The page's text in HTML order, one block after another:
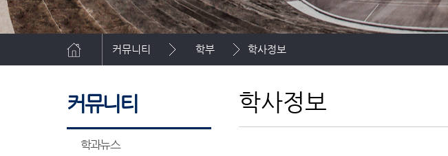
오시는길
커뮤니티 학부 학사정보
커뮤니티
학과뉴스
학사정보